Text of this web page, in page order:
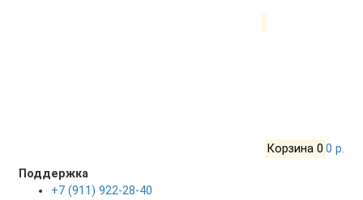
Корзина 0 0 р.
Поддержка
+7 (911) 922-28-40